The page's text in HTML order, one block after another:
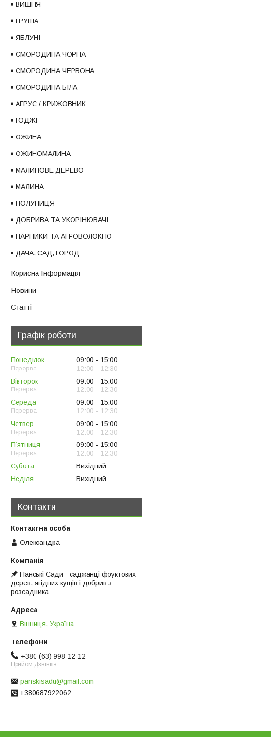
ВИШНЯ
ГРУША
ЯБЛУНІ
СМОРОДИНА ЧОРНА
СМОРОДИНА ЧЕРВОНА
СМОРОДИНА БІЛА
АГРУС / КРИЖОВНИК
ГОДЖІ
ОЖИНА
ОЖИНОМАЛИНА
МАЛИНОВЕ ДЕРЕВО
МАЛИНА
ПОЛУНИЦЯ
ДОБРИВА ТА УКОРІНЮВАЧІ
ПАРНИКИ ТА АГРОВОЛОКНО
ДАЧА, САД, ГОРОД
Корисна Інформація
Новини
Статті
Графік роботи
Понеділок 09:00
15:00
12:00
12:30
Вівторок
09:00
15:00
12:00
12:30
Середа
09:00
15:00
12:00
12:30
Четвер
09:00
15:00
12:00
12:30
Пʼятниця
09:00
15:00
12:00
12:30
Субота
Вихідний
Неділя
Вихідний
Контакти
Олександра
Панські Сади - саджанці фруктових
дерев, ягідних кущів і добрив з
розсадника
Вінниця, Україна
+380 (63) 998-12-12
Прийом Дзвінків
panskisadu@gmail.com
+380687922062